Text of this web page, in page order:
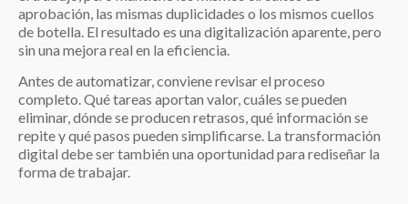
aprobación, las mismas duplicidades o los mismos cuellos
de botella. El resultado es una digitalización aparente, pero
sin una mejora real en la eficiencia.
Antes de automatizar, conviene revisar el proceso
completo. Qué tareas aportan valor, cuáles se pueden
eliminar, dónde se producen retrasos, qué información se
repite y qué pasos pueden simplificarse. La transformación
digital debe ser también una oportunidad para rediseñar la
forma de trabajar.